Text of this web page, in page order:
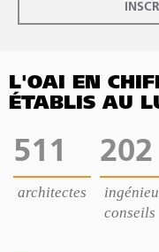
L'OAI EN
ÉTABLIS AU
511
architectes
202
conseils